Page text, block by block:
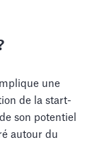
une
de la start-
son potentiel
autour du